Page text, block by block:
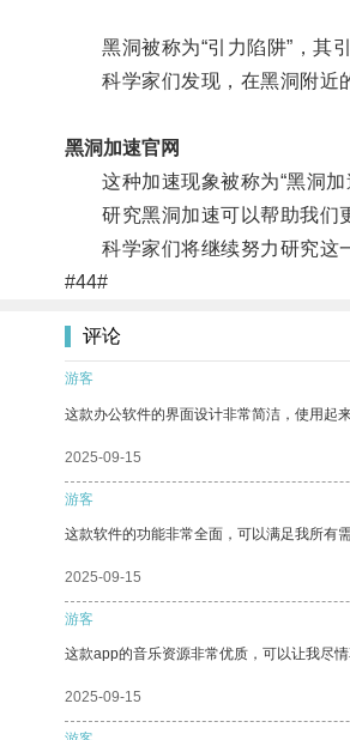
黑洞被称为“引力陷阱”，其引
科学家们发现，在黑洞附近的
黑洞加速官网
这种加速现象被称为“黑洞加
研究黑洞加速可以帮助我们更
科学家们将继续努力研究这一
#44#
评论
游客
这款办公软件的界面设计非常简洁，使用起
2025-09-15
游客
这款软件的功能非常全面，可以满足我所有需
2025-09-15
游客
这款app的音乐资源非常优质，可以让我尽情
2025-09-15